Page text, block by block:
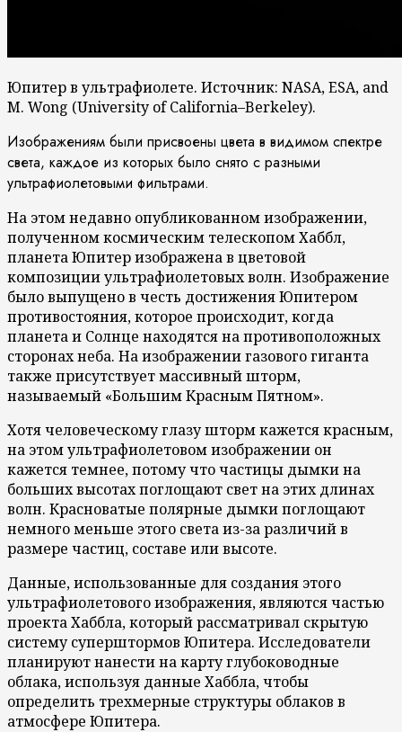
Юпитер в ультрафиолете. Источник: NASA, ESA, and
M. Wong (University of California–Berkeley).
Изображениям были присвоены цвета в видимом спектре
света, каждое из которых было снято с разными
ультрафиолетовыми фильтрами.
На этом недавно опубликованном изображении,
полученном космическим телескопом Хаббл,
планета Юпитер изображена в цветовой
композиции ультрафиолетовых волн. Изображение
было выпущено в честь достижения Юпитером
противостояния, которое происходит, когда
планета и Солнце находятся на противоположных
сторонах неба. На изображении газового гиганта
также присутствует массивный шторм,
называемый «Большим Красным Пятном».
Хотя человеческому глазу шторм кажется красным,
на этом ультрафиолетовом изображении он
кажется темнее, потому что частицы дымки на
больших высотах поглощают свет на этих длинах
волн. Красноватые полярные дымки поглощают
немного меньше этого света из-за различий в
размере частиц, составе или высоте.
Данные, использованные для создания этого
ультрафиолетового изображения, являются частью
проекта Хаббла, который рассматривал скрытую
систему суперштормов Юпитера. Исследователи
планируют нанести на карту глубоководные
облака, используя данные Хаббла, чтобы
определить трехмерные структуры облаков в
атмосфере Юпитера.